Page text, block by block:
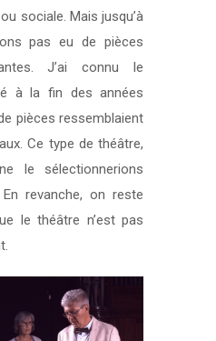
sociale. Mais jusqu’à
pas eu de pièces
J’ai connu le
à la fin des années
pièces ressemblaient
Ce type de théâtre,
le sélectionnerions
revanche, on reste
le théâtre n’est pas